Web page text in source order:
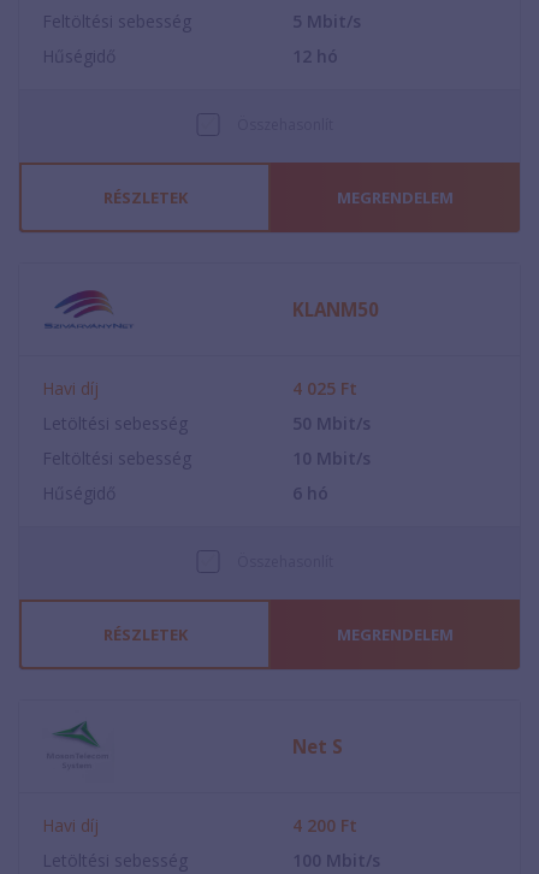
Feltöltési sebesség
5 Mbit/s
Hűségidő
12 hó
RÉSZLETEK MEGRENDELEM
KLANM50
Havi díj 4 025 Ft
Letöltési sebesség
50 Mbit/s
Feltöltési sebesség
10 Mbit/s
Hűségidő
6 hó
RÉSZLETEK MEGRENDELEM
Net S
Havi díj 4 200 Ft
Letöltési sebesség
100 Mbit/s